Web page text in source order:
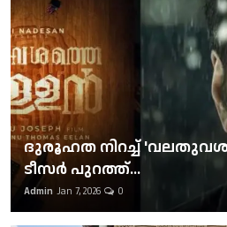
ദുരൂഹത നിറച്ച്
ടീസര്‍ പുറത്ത്...
Admin Jan 7, 2026 0